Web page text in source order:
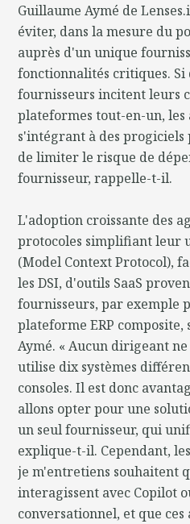
Guillaume Aymé de
éviter, dans la mesure du
auprès d'un unique
fonctionnalités critiques.
fournisseurs incitent leurs
plateformes tout-en-un,
s'intégrant à des
de limiter le risque de
fournisseur, rappelle-t-il.
L'adoption croissante des
protocoles simplifiant leur
(Model Context Protocol),
les DSI, d'outils SaaS
fournisseurs, par exemple
plateforme ERP
Aymé. « Aucun dirigeant
utilise dix systèmes
consoles. Il est donc
allons opter pour une
un seul fournisseur, qui
explique-t-il. Cependant,
je m'entretiens souhaitent
interagissent avec Copilot
conversationnel, et que ces